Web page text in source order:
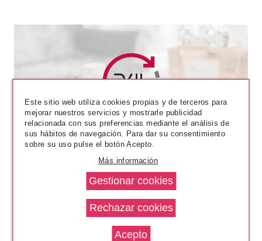
CLARINS
CLARINS BASE DE
MAQUILLAJE DOUBLE SERUM
FOUNDATION M4N 30 ML
Pvr 62.00€
-36%
desde
39.90€
Este sitio web utiliza cookies propias y de terceros para
mejorar nuestros servicios y mostrarle publicidad
relacionada con sus preferencias mediante el análisis de
sus hábitos de navegación. Para dar su consentimiento
sobre su uso pulse el botón Acepto.
Más información